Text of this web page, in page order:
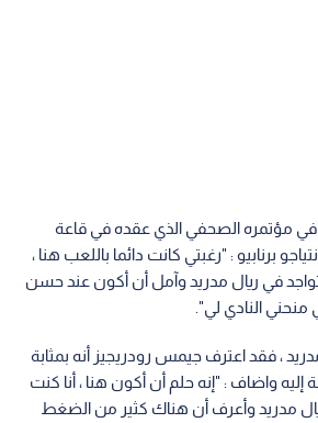
مؤتمره الصحفي الذي عقده في قاعة
برنابيو : "رغبتي كانت دائما باللعب هنا ،
في ريال مدريد وآمل أن أكون عند حسن
منحني النادي لي".
، فقد اعترف جيمس رودريجيز أنه بمثابة
إليه واضاف : "إنه حلم أن أكون هنا ، أنا كنت
مدريد وأعرف أن هناك كثير من الضغط